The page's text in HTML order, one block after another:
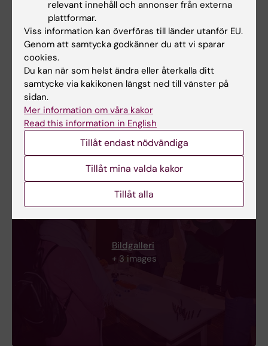
Bildgalleri
+ 3 images
relevant innehåll och annonser från externa
plattformar.
Viss information kan överföras till länder utanför EU.
Genom att samtycka godkänner du att vi sparar
cookies.
Du kan när som helst ändra eller återkalla ditt
samtycke via kakikonen längst ned till vänster på
sidan.
Mer information om våra kakor
Read this information in English
Tillåt endast nödvändiga
Tillåt mina valda kakor
Tillåt alla